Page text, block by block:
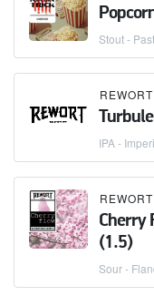
Stout -
IPA -
Cherry
(1.5)
Sour -